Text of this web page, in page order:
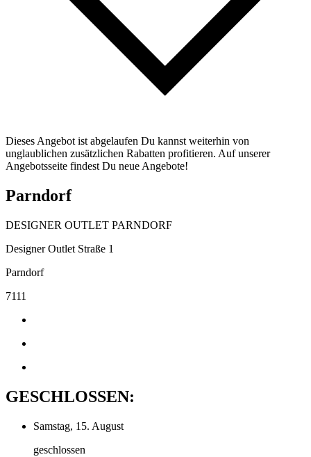
Dieses Angebot ist abgelaufen Du kannst weiterhin von
unglaublichen zusätzlichen Rabatten profitieren. Auf unserer
Angebotsseite findest Du neue Angebote!
Parndorf
DESIGNER OUTLET PARNDORF
Designer Outlet Straße 1
Parndorf
7111
GESCHLOSSEN:
Samstag, 15. August
geschlossen